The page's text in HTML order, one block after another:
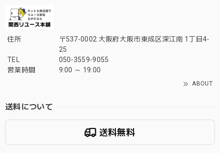
住所
〒537-0002 大阪府大阪市東成区深江南 1丁目4-
25
TEL
050-3559-9055
営業時間
9:00 ～ 19:00
ABOUT
送料について
送料無料